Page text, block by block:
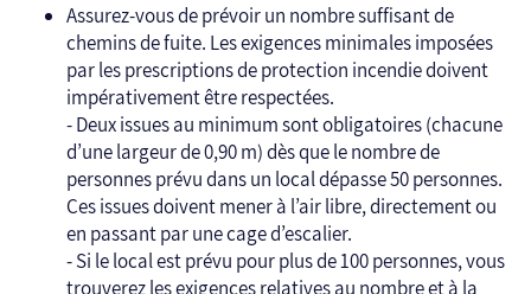
Assurez-vous de prévoir un nombre suffisant de
chemins de fuite. Les exigences minimales imposées
par les prescriptions de protection incendie doivent
impérativement être respectées.
- Deux issues au minimum sont obligatoires (chacune
d’une largeur de 0,90 m) dès que le nombre de
personnes prévu dans un local dépasse 50 personnes.
Ces issues doivent mener à l’air libre, directement ou
en passant par une cage d’escalier.
- Si le local est prévu pour plus de 100 personnes, vous
trouverez les exigences relatives au nombre et à la